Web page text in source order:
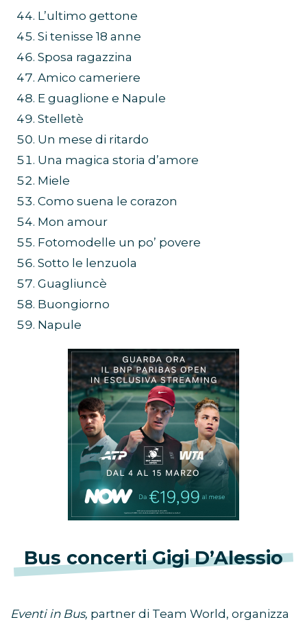
L’ultimo gettone
Si tenisse 18 anne
Sposa ragazzina
Amico cameriere
E guaglione e Napule
Stelletè
Un mese di ritardo
Una magica storia d’amore
Miele
Como suena le corazon
Mon amour
Fotomodelle un po’ povere
Sotto le lenzuola
Guagliuncè
Buongiorno
Napule
Bus concerti Gigi D’Alessio
Eventi in Bus, partner di Team World, organizza